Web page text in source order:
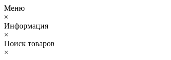
Меню
×
Информация
×
Поиск товаров
×